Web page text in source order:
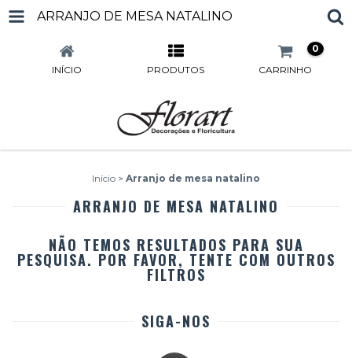
ARRANJO DE MESA NATALINO
INÍCIO PRODUTOS CARRINHO
0
Início > Arranjo de mesa natalino
ARRANJO DE MESA NATALINO
NÃO TEMOS RESULTADOS PARA SUA
PESQUISA. POR FAVOR, TENTE COM OUTROS
FILTROS
SIGA-NOS